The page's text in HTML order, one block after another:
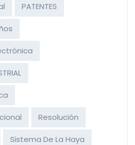
PATENTES
Resolución
Sistema De La Haya